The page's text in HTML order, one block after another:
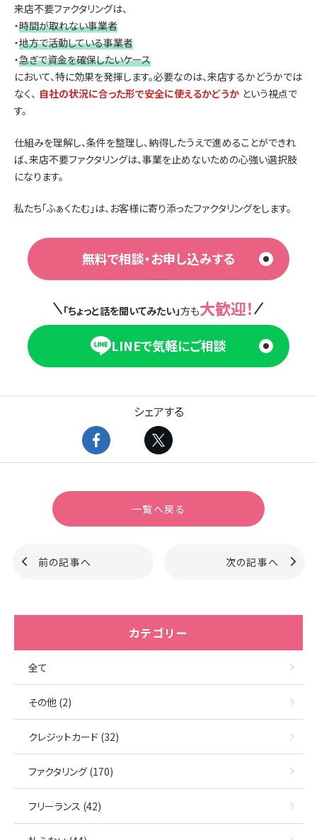
来店不要ファクタリングは、
・時間が取れない事業者
・地方で活動している事業者
・急ぎで資金を確保したいケース
において、特に効果を発揮します。必要なのは、来店するかどうかでは
なく、 自社の状況に合った形で安全に使えるかどうか という視点で
す。
仕組みを理解し、条件を整理し、納得したうえで進めることができれ
ば、来店不要ファクタリングは、事業を止めないための心強い選択肢
になります。
私たち「ふぁくたむ」は、お客様に寄り添ったファクタリングをします。
無料で相談・お申し込みする
「ちょっと話を聞いてみたい」方も大歓迎！
LINEで気軽にご相談
シェアする
一覧へ戻る
前の記事へ 次の記事へ
カテゴリー
全て
その他 (2)
クレジットカード (32)
ファクタリング (170)
フリーランス (42)